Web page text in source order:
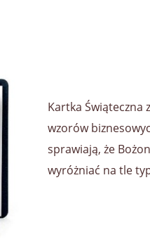
Kartka Świąteczna
wzorów
sprawiają, że
wyróżniać na tle